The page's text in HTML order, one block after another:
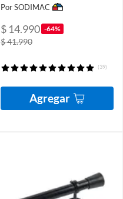
Por SODIMAC
$ 14.990 -64%
$ 41.990
(39)
Agregar